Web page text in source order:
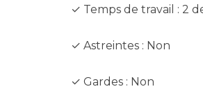
✓ Temps de travail : 2
✓ Astreintes : Non
✓ Gardes : Non